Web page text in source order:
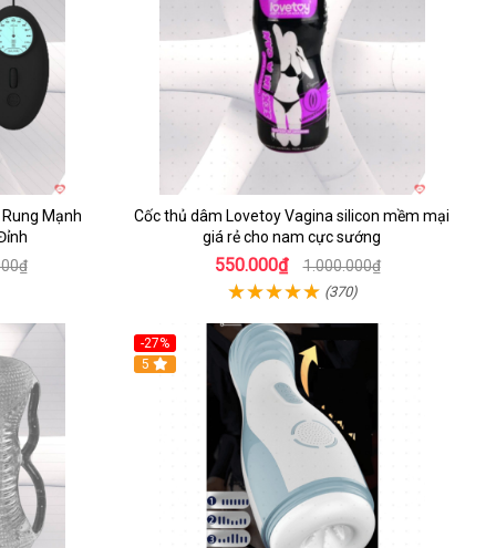
Mạnh
Cốc thủ dâm Lovetoy Vagina silicon mềm mại
giá rẻ cho nam cực sướng
550.000₫ 1.000.000₫
(370)
-27%
5